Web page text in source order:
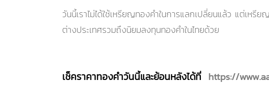
วันนี้เราไม่ได้ใช้เหรียญทองคำในการแลกเปลี่ยนแล้ว แต่เหรี
ต่างประเทศรวมถึงนิยมลงทุนทองคำในไทยด้วย
เช็คราคาทองคำวันนี้และย้อนหลังได้ที่ https://